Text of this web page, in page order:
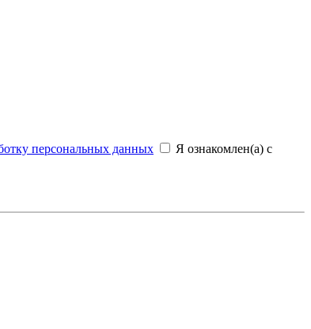
персональных данных
Я ознакомлен(а) с